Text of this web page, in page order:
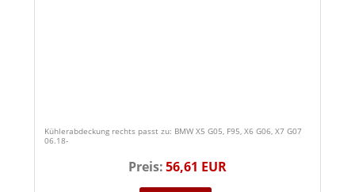
Kühlerabdeckung rechts passt zu: BMW X5 G05, F95, X6 G06, X7 G07
06.18-
Preis:56,61 EUR